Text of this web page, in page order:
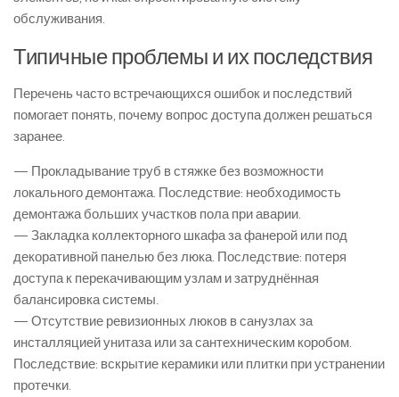
обслуживания.
Типичные проблемы и их последствия
Перечень часто встречающихся ошибок и последствий
помогает понять, почему вопрос доступа должен решаться
заранее.
— Прокладывание труб в стяжке без возможности
локального демонтажа. Последствие: необходимость
демонтажа больших участков пола при аварии.
— Закладка коллекторного шкафа за фанерой или под
декоративной панелью без люка. Последствие: потеря
доступа к перекачивающим узлам и затруднённая
балансировка системы.
— Отсутствие ревизионных люков в санузлах за
инсталляцией унитаза или за сантехническим коробом.
Последствие: вскрытие керамики или плитки при устранении
протечки.